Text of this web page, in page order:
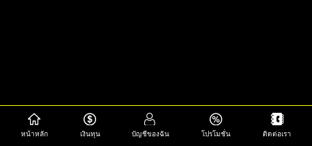
หน้าหลัก เงินทุน บัญชีของฉัน โปรโมชั่น ติดต่อเรา